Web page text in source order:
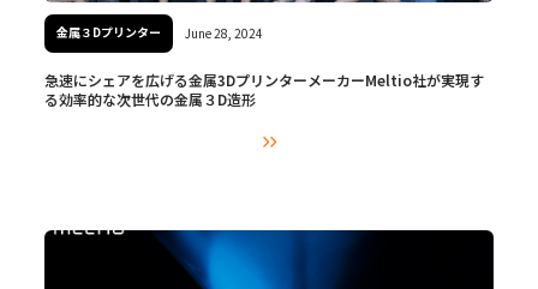
金属３Dプリンター June 28, 2024
急速にシェアを広げる金属3DプリンターメーカーMeltio社が実現す
る効率的な次世代の金属３D造形
